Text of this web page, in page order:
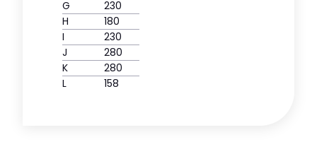
G
230
H
180
I
230
J
280
K
280
L
158